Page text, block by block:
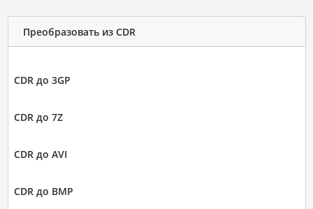
Преобразовать из CDR
CDR до 3GP
CDR до 7Z
CDR до AVI
CDR до BMP